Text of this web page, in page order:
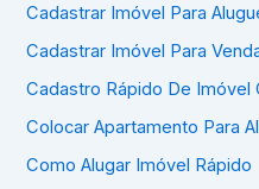
Cadastrar Imóvel Para
Cadastrar Imóvel Para
Cadastro Rápido De Imóvel
Colocar Apartamento Para
Como Alugar Imóvel Rápido